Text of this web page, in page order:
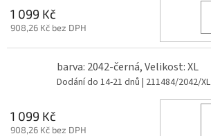
1 099 Kč
908,26 Kč bez DPH
barva: 2042-černá, Velikost: XL
Dodání do 14-21 dnů | 211484/2042/XL
1 099 Kč
908,26 Kč bez DPH